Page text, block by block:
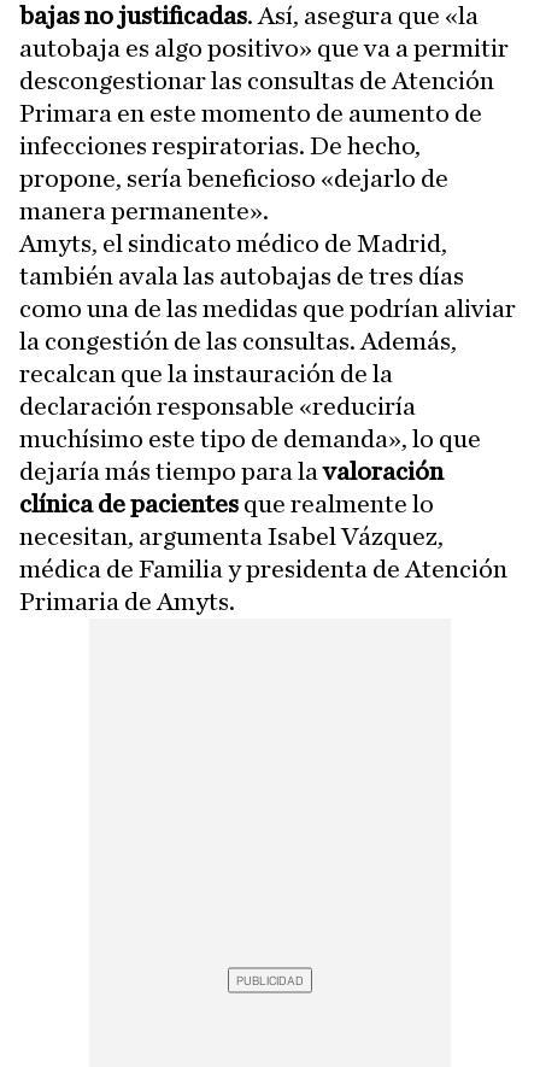
bajas no justificadas. Así, asegura que «la
autobaja es algo positivo» que va a permitir
descongestionar las consultas de Atención
Primara en este momento de aumento de
infecciones respiratorias. De hecho,
propone, sería beneficioso «dejarlo de
manera permanente».
Amyts, el sindicato médico de Madrid,
también avala las autobajas de tres días
como una de las medidas que podrían aliviar
la congestión de las consultas. Además,
recalcan que la instauración de la
declaración responsable «reduciría
muchísimo este tipo de demanda», lo que
dejaría más tiempo para lavaloración
clínica de pacientes que realmente lo
necesitan, argumenta Isabel Vázquez,
médica de Familia y presidenta de Atención
Primaria de Amyts.